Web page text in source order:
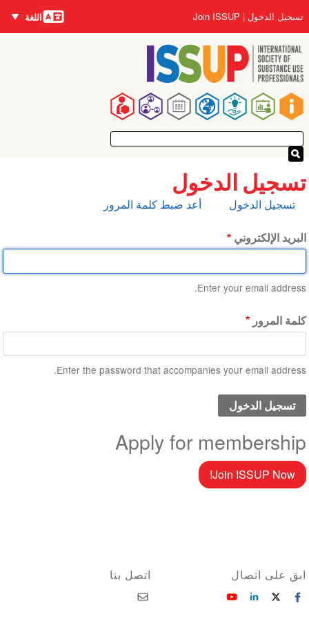
إلى
المحتوى
الرئيسي
Main
navigation
User
account
menu
تسجيل الدخول Join ISSUP اللغات
اللغة
تسجيل الدخول
التبويبات
الأساسية
تسجيل الدخول أعد ضبط كلمة المرور
البريد الإلكتروني
Enter your email address.
كلمة المرور
Enter the password that accompanies your email address.
Apply for membership
Join ISSUP Now!
اتصل بنا ابق على اتصال